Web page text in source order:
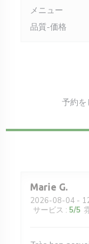
Marie G
2026-08-04 -
サービス : 5/5
メニュー
品質-価格
予約を